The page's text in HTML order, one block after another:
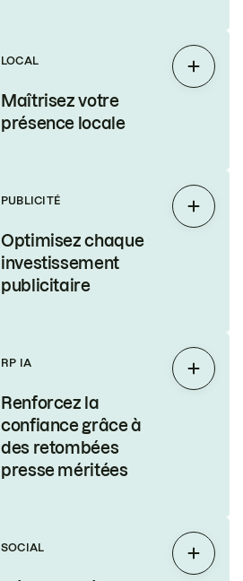
LOCAL
Maîtrisez votre
présence locale
PUBLICITÉ
Optimisez chaque
investissement
publicitaire
RP IA
Renforcez la
confiance grâce à
des retombées
presse méritées
SOCIAL